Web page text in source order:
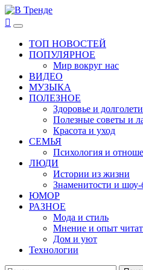
Перейти
к
содержимому
В Тренде
Самые свежие новости интернета
Основное
менюТОП НОВОСТЕЙ
ПОПУЛЯРНОЕ
Мир вокруг нас
ВИДЕО
МУЗЫКА
ПОЛЕЗНОЕ
Здоровье и
Полезные советы и
Красота и уход
СЕМЬЯ
Психология и
ЛЮДИ
Истории из жизни
Знаменитости и шоу-
ЮМОР
РАЗНОЕ
Мода и стиль
Мнение и опыт
Дом и уют
Технологии